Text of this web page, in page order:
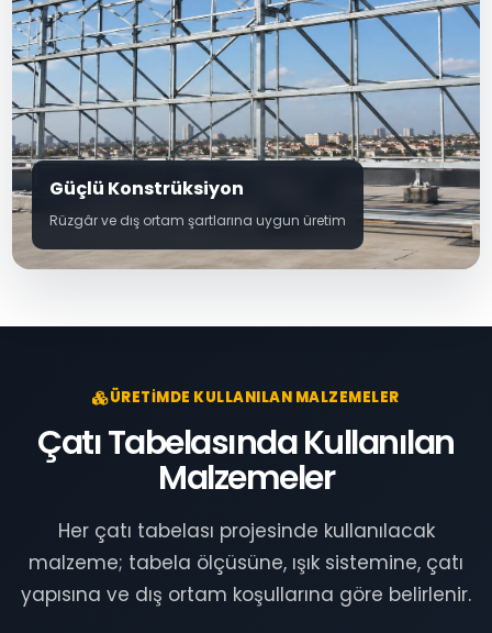
Güçlü Konstrüksiyon
Rüzgâr ve dış ortam şartlarına uygun üretim
ÜRETIMDE KULLANILAN MALZEMELER
Çatı Tabelasında Kullanılan
Malzemeler
Her çatı tabelası projesinde kullanılacak
malzeme; tabela ölçüsüne, ışık sistemine, çatı
yapısına ve dış ortam koşullarına göre belirlenir.